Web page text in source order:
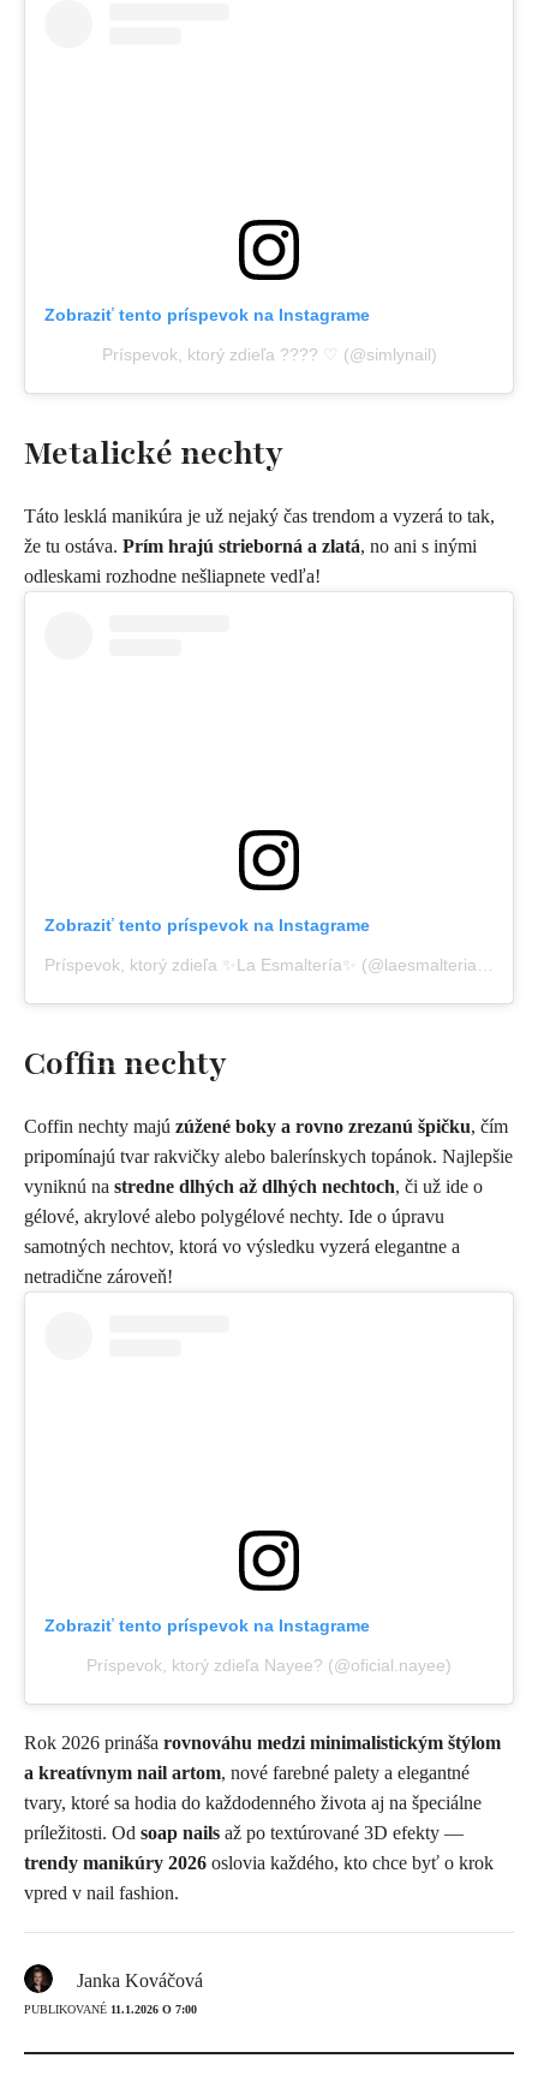
Zobraziť tento príspevok na Instagrame
Príspevok, ktorý zdieľa ???? ♡ (@simlynail)
Metalické nechty
Táto lesklá manikúra je už nejaký čas trendom a vyzerá to tak,
že tu ostáva. Prím hrajú strieborná a zlatá, no ani s inými
odleskami rozhodne nešliapnete vedľa!
Zobraziť tento príspevok na Instagrame
Coffin nechty
Coffin nechty majú zúžené boky a rovno zrezanú špičku, čím
pripomínajú tvar rakvičky alebo balerínskych topánok. Najlepšie
vyniknú na stredne dlhých až dlhých nechtoch, či už ide o
gélové, akrylové alebo polygélové nechty. Ide o úpravu
samotných nechtov, ktorá vo výsledku vyzerá elegantne a
netradične zároveň!
Zobraziť tento príspevok na Instagrame
Príspevok, ktorý zdieľa Nayee? (@oficial.nayee)
Rok 2026 prináša rovnováhu medzi minimalistickým štýlom
a kreatívnym nail artom, nové farebné palety a elegantné
tvary, ktoré sa hodia do každodenného života aj na špeciálne
príležitosti. Od soap nails až po textúrované 3D efekty —
trendy manikúry 2026 oslovia každého, kto chce byť o krok
vpred v nail fashion.
Janka Kováčová
PUBLIKOVANÉ 11.1.2026 O 7:00